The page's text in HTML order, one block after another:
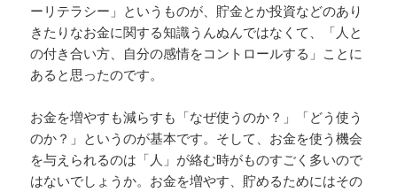
ーリテラシー」というものが、貯金とか投資などのあり
きたりなお金に関する知識うんぬんではなくて、「人と
の付き合い方、自分の感情をコントロールする」ことに
あると思ったのです。
お金を増やすも減らすも「なぜ使うのか？」「どう使う
のか？」というのが基本です。そして、お金を使う機会
を与えられるのは「人」が絡む時がものすごく多いので
はないでしょうか。お金を増やす、貯めるためにはその